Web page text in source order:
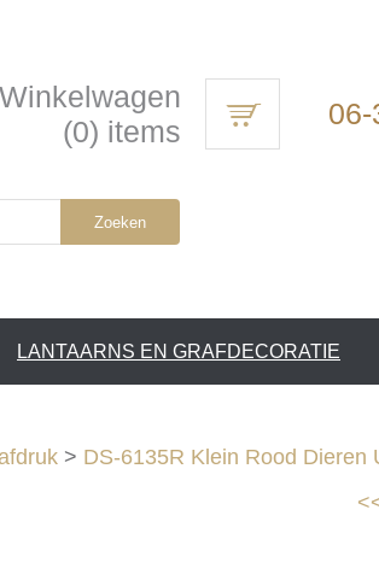
Winkelwagen
(0) items
Zoeken
LANTAARNS EN GRAFDECORATIE
> DS-6135R Klein Rood Dieren